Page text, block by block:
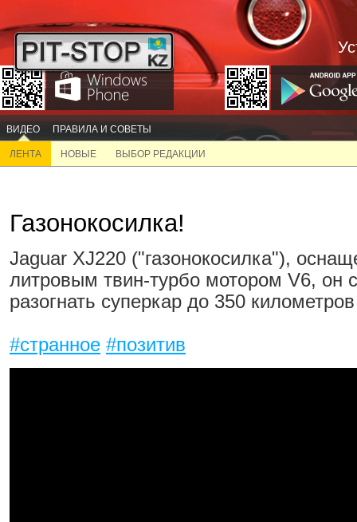
ВИДЕО ПРАВИЛА И СОВЕТЫ
ЛЕНТА НОВЫЕ ВЫБОР РЕДАКЦИИ
Газонокосилка!
Jaguar XJ220 ("газонокосилка"),
литровым твин-турбо мотором V6, он
разогнать суперкар до 350
#странное #позитив